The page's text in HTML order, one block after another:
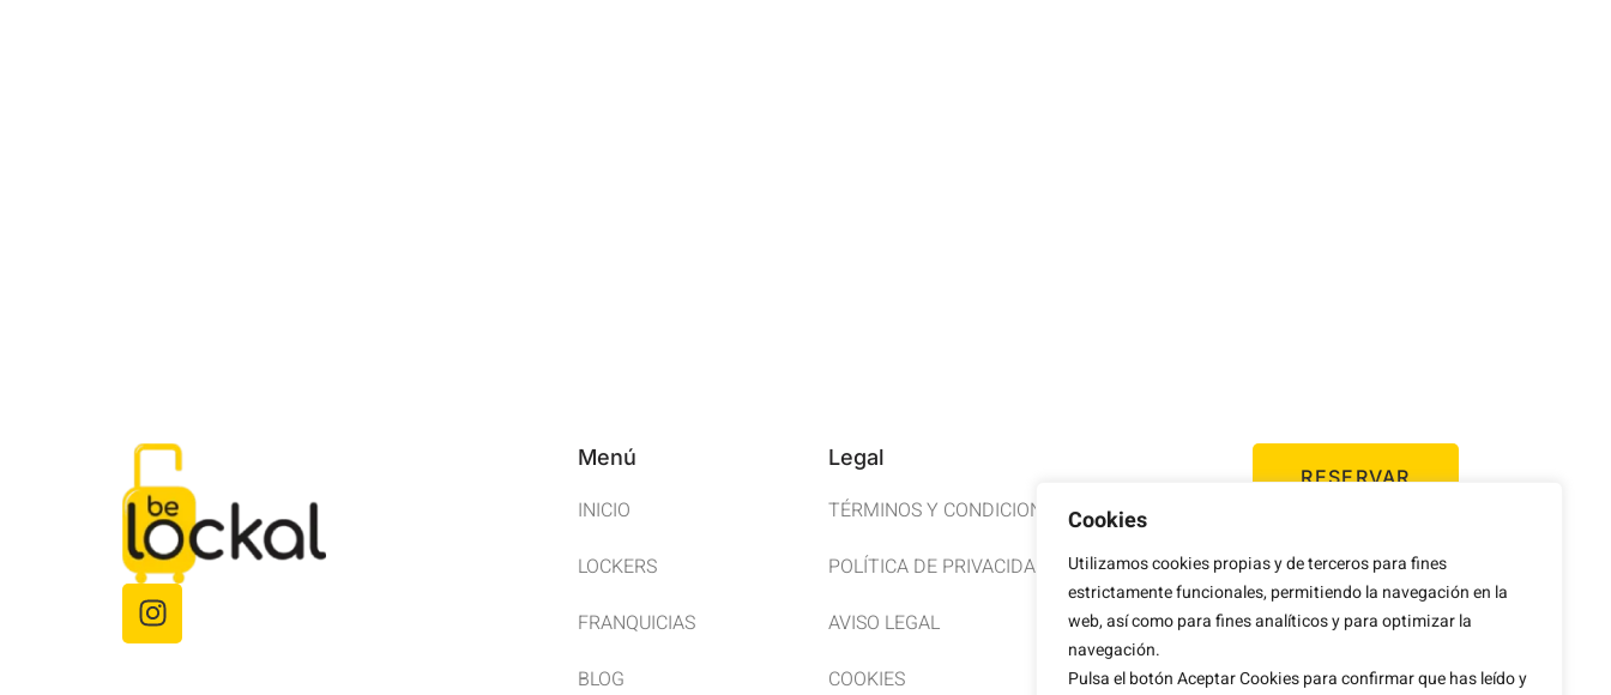
Cookies
Utilizamos cookies propias y de terceros para fines
estrictamente funcionales, permitiendo la navegación en la
web, así como para fines analíticos y para optimizar la
navegación.
Pulsa el botón Aceptar Cookies para confirmar que has leído y
Menú
INICIO
LOCKERS
FRANQUICIAS
BLOG
Legal
TÉRMINOS Y CONDICIONES
POLÍTICA DE PRIVACIDAD
AVISO LEGAL
COOKIES
RESERVAR